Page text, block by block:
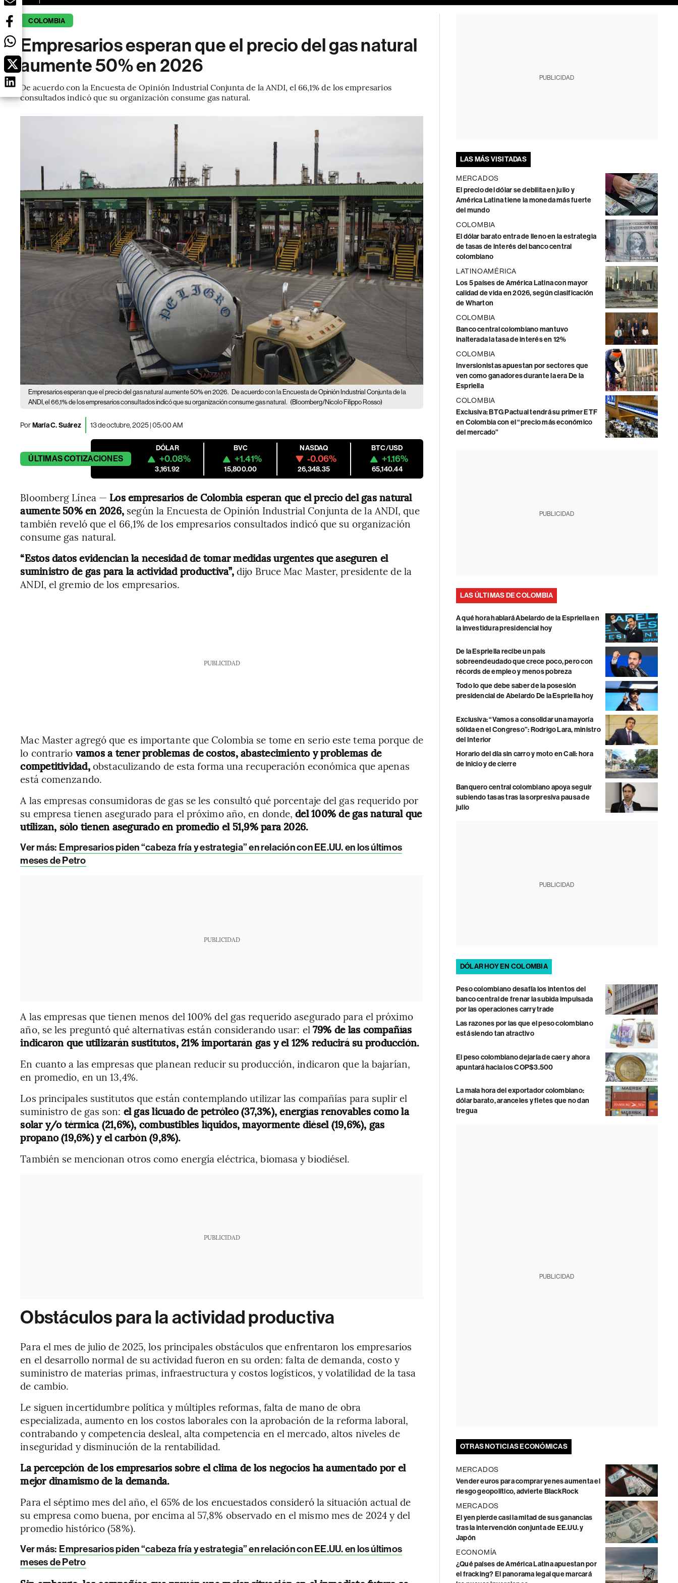
COLOMBIA
Empresarios esperan que el precio del gas natural
aumente 50% en 2026
De acuerdo con la Encuesta de Opinión Industrial Conjunta de la ANDI, el 66,1% de los empresarios
consultados indicó que su organización consume gas natural.
Empresarios esperan que el precio del gas natural aumente 50% en 2026. De acuerdo con la Encuesta de Opinión Industrial Conjunta de la
ANDI, el 66,1% de los empresarios consultados indicó que su organización consume gas natural. (Bloomberg/Nicolo Filippo Rosso)
PorMaría C. Suárez 13 de octubre, 2025 | 05:00 AM
ÚLTIMASCOTIZACIONES
DÓLAR
+0.08%
3,161.92
BVC
+1.41%
15,800.00
NASDAQ
-0.06%
26,348.35
BTC/USD
+1.16%
65,140.44
Bloomberg Línea — Los empresarios de Colombia esperan que el precio del gas natural
aumente 50% en 2026, según la Encuesta de Opinión Industrial Conjunta de la ANDI, que
también reveló que el 66,1% de los empresarios consultados indicó que su organización
consume gas natural.
“Estos datos evidencian la necesidad de tomar medidas urgentes que aseguren el
suministro de gas para la actividad productiva”,dijo Bruce Mac Master, presidente de la
ANDI, el gremio de los empresarios.
PUBLICIDAD
Mac Master agregó que es importante que Colombia se tome en serio este tema porque de
lo contrario vamos a tener problemas de costos, abastecimiento y problemas de
competitividad,obstaculizando de esta forma una recuperación económica que apenas
está comenzando.
A las empresas consumidoras de gas se les consultó qué porcentaje del gas requerido por
su empresa tienen asegurado para el próximo año, en donde,del 100% de gas natural que
utilizan, sólo tienen asegurado en promedio el 51,9% para 2026.
Ver más: Empresarios piden “cabeza fría y estrategia” en relación con EE.UU. en los últimos
meses de Petro
PUBLICIDAD
A las empresas que tienen menos del 100% del gas requerido asegurado para el próximo
año, se les preguntó qué alternativas están considerando usar: el 79% de las compañías
indicaron que utilizarán sustitutos, 21% importarán gas y el 12% reducirá su producción.
En cuanto a las empresas que planean reducir su producción, indicaron que la bajarían,
en promedio, en un 13,4%.
Los principales sustitutos que están contemplando utilizar las compañías para suplir el
suministro de gas son: el gas licuado de petróleo (37,3%), energías renovables como la
solar y/o térmica (21,6%), combustibles líquidos, mayormente diésel (19,6%), gas
propano (19,6%) y el carbón (9,8%).
También se mencionan otros como energía eléctrica, biomasa y biodiésel.
PUBLICIDAD
Obstáculos para la actividad productiva
Para el mes de julio de 2025, los principales obstáculos que enfrentaron los empresarios
en el desarrollo normal de su actividad fueron en su orden: falta de demanda, costo y
suministro de materias primas, infraestructura y costos logísticos, y volatilidad de la tasa
de cambio.
Le siguen incertidumbre política y múltiples reformas, falta de mano de obra
especializada, aumento en los costos laborales con la aprobación de la reforma laboral,
contrabando y competencia desleal, alta competencia en el mercado, altos niveles de
inseguridad y disminución de la rentabilidad.
La percepción de los empresarios sobre el clima de los negocios ha aumentado por el
mejor dinamismo de la demanda.
Para el séptimo mes del año, el 65% de los encuestados consideró la situación actual de
su empresa como buena, por encima al 57,8% observado en el mismo mes de 2024 y del
promedio histórico (58%).
Ver más: Empresarios piden “cabeza fría y estrategia” en relación con EE.UU. en los últimos
meses de Petro
PUBLICIDAD
LAS MÁS VISITADAS
MERCADOS
El precio del dólar se debilita en julio y
América Latina tiene la moneda más fuerte
del mundo
COLOMBIA
El dólar barato entra de lleno en la estrategia
de tasas de interés del banco central
colombiano
LATINOAMÉRICA
Los 5 países de América Latina con mayor
calidad de vida en 2026, según clasificación
de Wharton
COLOMBIA
Banco central colombiano mantuvo
inalterada la tasa de interés en 12%
COLOMBIA
Inversionistas apuestan por sectores que
ven como ganadores durante la era De la
Espriella
COLOMBIA
Exclusiva: BTG Pactual tendrá su primer ETF
en Colombia con el “precio más económico
del mercado”
PUBLICIDAD
LAS ÚLTIMAS DE COLOMBIA
A qué hora hablará Abelardo de la Espriella en
la investidura presidencial hoy
De la Espriella recibe un país
sobreendeudado que crece poco, pero con
récords de empleo y menos pobreza
Todo lo que debe saber de la posesión
presidencial de Abelardo De la Espriella hoy
Exclusiva: “Vamos a consolidar una mayoría
sólida en el Congreso”: Rodrigo Lara, ministro
del Interior
Horario del día sin carro y moto en Cali: hora
de inicio y de cierre
Banquero central colombiano apoya seguir
subiendo tasas tras la sorpresiva pausa de
julio
PUBLICIDAD
DÓLAR HOY EN COLOMBIA
Peso colombiano desafía los intentos del
banco central de frenar la subida impulsada
por las operaciones carry trade
Las razones por las que el peso colombiano
está siendo tan atractivo
El peso colombiano dejaría de caer y ahora
apuntará hacia los COP$3.500
La mala hora del exportador colombiano:
dólar barato, aranceles y fletes que no dan
tregua
PUBLICIDAD
OTRAS NOTICIAS ECONÓMICAS
MERCADOS
Vender euros para comprar yenes aumenta el
riesgo geopolítico, advierte BlackRock
MERCADOS
El yen pierde casi la mitad de sus ganancias
tras la intervención conjunta de EE.UU. y
Japón
ECONOMÍA
¿Qué países de América Latina apuestan por
el fracking? El panorama legal que marcará